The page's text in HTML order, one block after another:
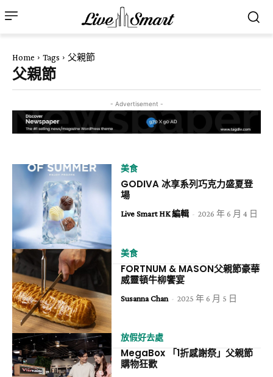
Home Tags 父親節
父親節
- Advertisement -
美食
GODIVA 冰享系列巧克力盛夏登
場
Live Smart HK 編輯 - 2026 年 6 月 4 日
美食
FORTNUM & MASON父親節豪華
威靈頓牛柳饗宴
Susanna Chan - 2025 年 6 月 5 日
放假好去處
MegaBox 「1折感謝祭」父親節
購物狂歡